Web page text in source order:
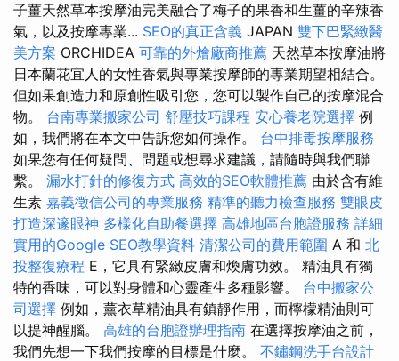
子薑天然草本按摩油完美融合了梅子的果香和生薑的辛辣香
氣，以及按摩專業... SEO的真正含義 JAPAN 雙下巴緊緻醫
美方案 ORCHIDEA 可靠的外燴廠商推薦 天然草本按摩油將
日本蘭花宜人的女性香氣與專業按摩師的專業期望相結合。
但如果創造力和原創性吸引您，您可以製作自己的按摩混合
物。 台南專業搬家公司 舒壓技巧課程 安心養老院選擇 例
如，我們將在本文中告訴您如何操作。 台中排毒按摩服務
如果您有任何疑問、問題或想尋求建議，請隨時與我們聯
繫。 漏水打針的修復方式 高效的SEO軟體推薦 由於含有維
生素 嘉義徵信公司的專業服務 精準的聽力檢查服務 雙眼皮
打造深邃眼神 多樣化自助餐選擇 高雄地區台胞證服務 詳細
實用的Google SEO教學資料 清潔公司的費用範圍 A 和 北
投整復療程 E，它具有緊緻皮膚和煥膚功效。 精油具有獨
特的香味，可以對身體和心靈產生多種影響。 台中搬家公
司選擇 例如，薰衣草精油具有鎮靜作用，而檸檬精油則可
以提神醒腦。 高雄的台胞證辦理指南 在選擇按摩油之前，
我們先想一下我們按摩的目標是什麼。 不鏽鋼洗手台設計